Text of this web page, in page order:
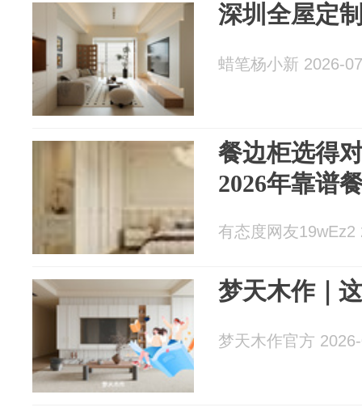
深圳全屋定
蜡笔杨小新 2026-
餐边柜选得
2026年靠谱
有态度网友19wEz2
梦天木作｜
梦天木作官方